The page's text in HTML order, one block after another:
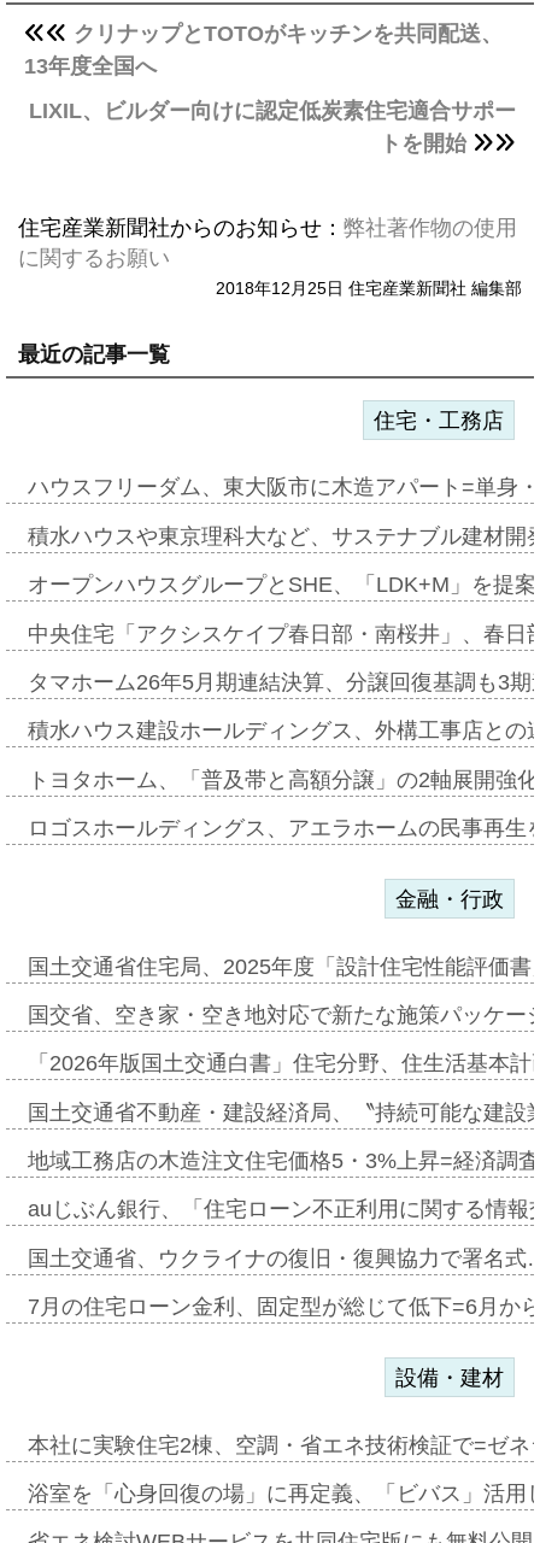
クリナップとTOTOがキッチンを共同配送、
13年度全国へ
LIXIL、ビルダー向けに認定低炭素住宅適合サポー
トを開始
住宅産業新聞社からのお知らせ： 弊社著作物の使用
に関するお願い
2018年12月25日 住宅産業新聞社 編集部
最近の記事一覧
住宅・工務店
ハウスフリーダム、東大阪市に木造アパート=単身
積水ハウスや東京理科大など、サステナブル建材
オープンハウスグループとSHE、「LDK+M」を提
中央住宅「アクシスケイプ春日部・南桜井」、春
タマホーム26年5月期連結決算、分譲回復基調も3
積水ハウス建設ホールディングス、外構工事店と
トヨタホーム、「普及帯と高額分譲」の2軸展開強
ロゴスホールディングス、アエラホームの民事再
金融・行政
国土交通省住宅局、2025年度「設計住宅性能評価
国交省、空き家・空き地対応で新たな施策パッケ
「2026年版国土交通白書」住宅分野、住生活基本
国土交通省不動産・建設経済局、〝持続可能な建
地域工務店の木造注文住宅価格5・3%上昇=経済調
auじぶん銀行、「住宅ローン不正利用に関する情
国土交通省、ウクライナの復旧・復興協力で署名
7月の住宅ローン金利、固定型が総じて低下=6月か
設備・建材
本社に実験住宅2棟、空調・省エネ技術検証で=ゼ
浴室を「心身回復の場」に再定義、「ビバス」活